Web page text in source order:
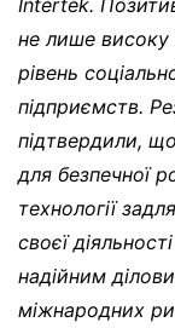
Intertek.
не лише високу
рівень
підприємств.
підтвердили,
для безпечної
технології
своєї
надійним
міжнародних